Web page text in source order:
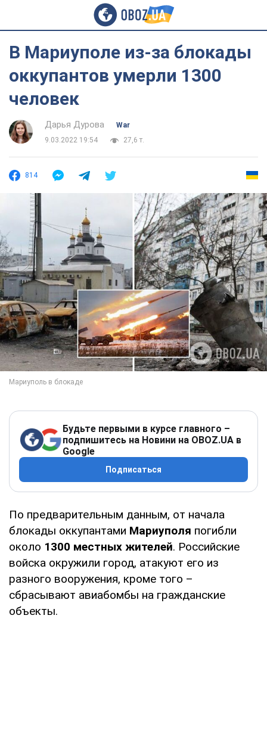
В Мариуполе из-за блокады
оккупантов умерли 1300
человек
Дарья Дурова
War
9.03.2022 19:54
27,6 т.
814
Будьте первыми в курсе главного –
подпишитесь на Новини на OBOZ.UA в
Google
Подписаться
По предварительным данным, от начала
блокады оккупантами Мариуполя погибли
около 1300 местных жителей. Российские
войска окружили город, атакуют его из
разного вооружения, кроме того –
сбрасывают авиабомбы на гражданские
объекты.